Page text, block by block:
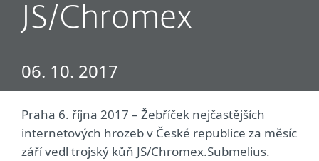
JS/Chromex
06. 10. 2017
Praha 6. října 2017 – Žebříček nejčastějších
internetových hrozeb v České republice za měsíc
září vedl trojský kůň JS/Chromex.Submelius.